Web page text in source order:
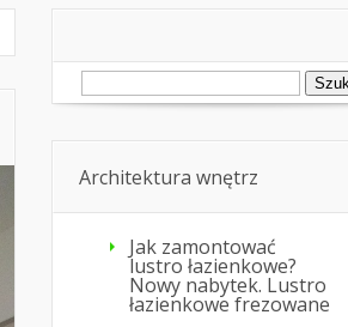
Szukaj:
Architektura wnętrz
Jak zamontować
lustro łazienkowe?
Nowy nabytek. Lustro
łazienkowe frezowane